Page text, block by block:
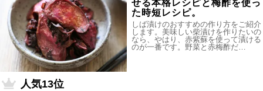
せる本格レシピと梅酢を使っ
た時短レシピ。
しば漬けのおすすめの作り方をご紹介
します。美味しい柴漬けを作りたいの
なら、やはり、赤紫蘇を使って漬ける
のが一番です。野菜と赤梅酢だ…
人気13位